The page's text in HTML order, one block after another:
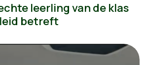
leerling van de klas
betreft